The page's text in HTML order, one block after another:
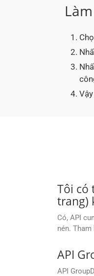
Tôi có
trang)
Có, API
nén.
API
API